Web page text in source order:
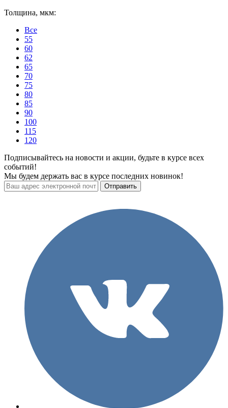
Толщина, мкм:
Все
55
60
62
65
70
75
80
85
90
100
115
120
Подписывайтесь на новости и акции, будьте в курсе всех
событий!
Мы будем держать вас в курсе последних новинок!